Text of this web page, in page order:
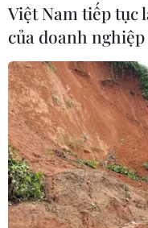
Việt Nam tiếp tục
của doanh